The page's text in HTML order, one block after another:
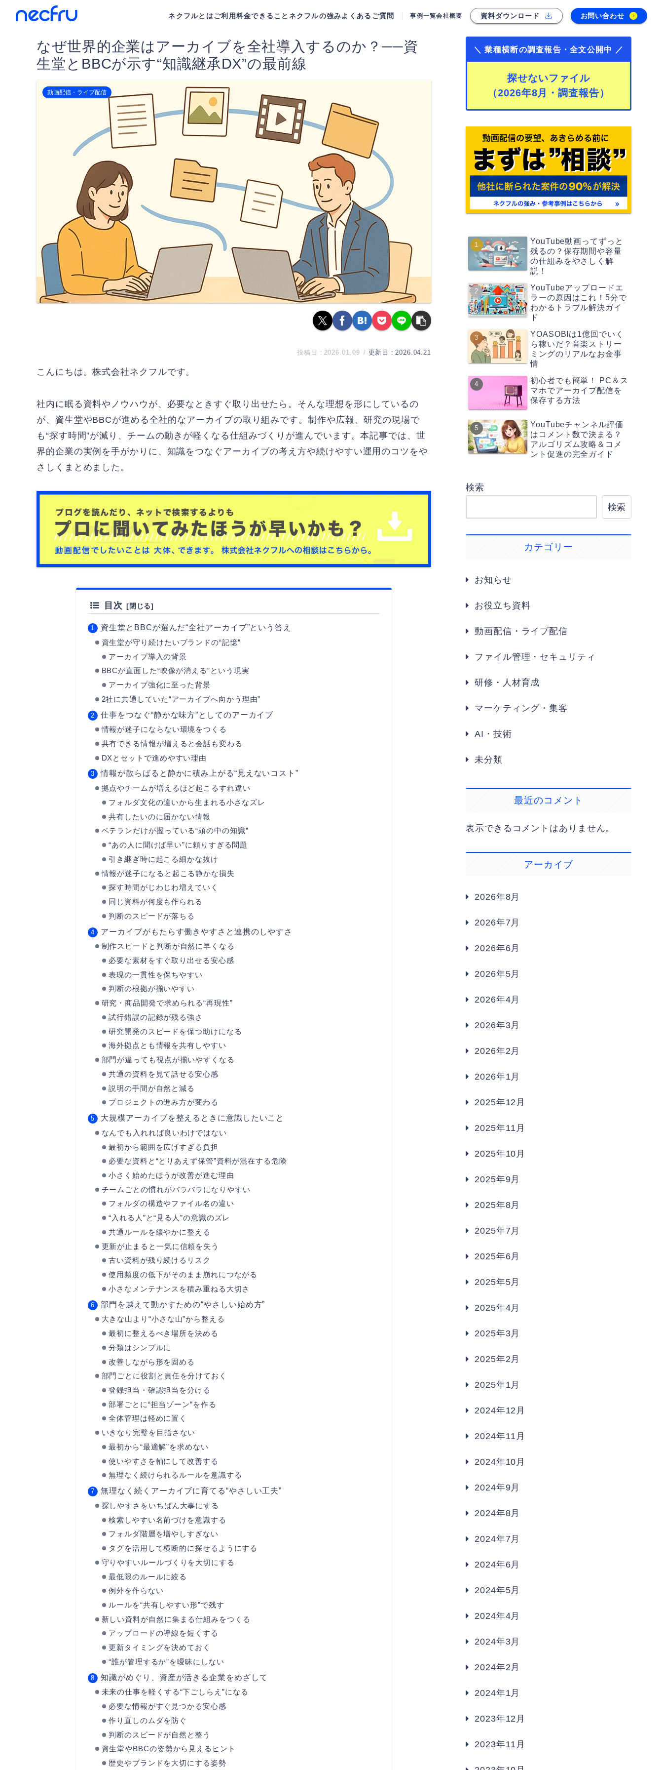
ネクフルとはご利用料金できること ネクフルの強みよくあるご質問 事例一覧会社概要 資料ダウンロード お問い合わせ
なぜ世界的企業はアーカイブを全社導入するのか？──資
生堂とBBCが示す“知識継承DX”の最前線
動画配信・ライブ配信
2026.01.09 2026.04.21
こんにちは。株式会社ネクフルです。
社内に眠る資料やノウハウが、必要なときすぐ取り出せたら。そんな理想を形にしているの
が、資生堂やBBCが進める全社的なアーカイブの取り組みです。制作や広報、研究の現場で
も“探す時間”が減り、チームの動きが軽くなる仕組みづくりが進んでいます。本記事では、世
界的企業の実例を手がかりに、知識をつなぐアーカイブの考え方や続けやすい運用のコツをや
さしくまとめました。
目次
資生堂とBBCが選んだ“全社アーカイブ”という答え
資生堂が守り続けたいブランドの“記憶”
アーカイブ導入の背景
BBCが直面した“映像が消える”という現実
アーカイブ強化に至った背景
2社に共通していた“アーカイブへ向かう理由”
仕事をつなぐ“静かな味方”としてのアーカイブ
情報が迷子にならない環境をつくる
共有できる情報が増えると会話も変わる
DXとセットで進めやすい理由
情報が散らばると静かに積み上がる“見えないコスト”
拠点やチームが増えるほど起こるすれ違い
フォルダ文化の違いから生まれる小さなズレ
共有したいのに届かない情報
ベテランだけが握っている“頭の中の知識”
“あの人に聞けば早い”に頼りすぎる問題
引き継ぎ時に起こる細かな抜け
情報が迷子になると起こる静かな損失
探す時間がじわじわ増えていく
同じ資料が何度も作られる
判断のスピードが落ちる
アーカイブがもたらす働きやすさと連携のしやすさ
制作スピードと判断が自然に早くなる
必要な素材をすぐ取り出せる安心感
表現の一貫性を保ちやすい
判断の根拠が揃いやすい
研究・商品開発で求められる“再現性”
試行錯誤の記録が残る強さ
研究開発のスピードを保つ助けになる
海外拠点とも情報を共有しやすい
部門が違っても視点が揃いやすくなる
共通の資料を見て話せる安心感
説明の手間が自然と減る
プロジェクトの進み方が変わる
大規模アーカイブを整えるときに意識したいこと
なんでも入れれば良いわけではない
最初から範囲を広げすぎる負担
必要な資料と“とりあえず保管”資料が混在する危険
小さく始めたほうが改善が進む理由
チームごとの慣れがバラバラになりやすい
フォルダの構造やファイル名の違い
“入れる人”と“見る人”の意識のズレ
共通ルールを緩やかに整える
更新が止まると一気に信頼を失う
古い資料が残り続けるリスク
使用頻度の低下がそのまま崩れにつながる
小さなメンテナンスを積み重ねる大切さ
部門を越えて動かすための“やさしい始め方”
大きな山より“小さな山”から整える
最初に整えるべき場所を決める
分類はシンプルに
改善しながら形を固める
部門ごとに役割と責任を分けておく
登録担当・確認担当を分ける
部署ごとに“担当ゾーン”を作る
全体管理は軽めに置く
いきなり完璧を目指さない
最初から“最適解”を求めない
使いやすさを軸にして改善する
無理なく続けられるルールを意識する
無理なく続くアーカイブに育てる“やさしい工夫”
探しやすさをいちばん大事にする
検索しやすい名前づけを意識する
フォルダ階層を増やしすぎない
タグを活用して横断的に探せるようにする
守りやすいルールづくりを大切にする
最低限のルールに絞る
例外を作らない
ルールを“共有しやすい形”で残す
新しい資料が自然に集まる仕組みをつくる
アップロードの導線を短くする
更新タイミングを決めておく
“誰が管理するか”を曖昧にしない
知識がめぐり、資産が活きる企業をめざして
未来の仕事を軽くする“下ごしらえ”になる
必要な情報がすぐ見つかる安心感
作り直しのムダを防ぐ
判断のスピードが自然と整う
資生堂やBBCの姿勢から見えるヒント
歴史やブランドを大切にする姿勢
＼ 業種横断の調査報告・全文公開中 ／
探せないファイル
（2026年8月・調査報告）
YouTube動画ってずっと
残るの？保存期間や容量
の仕組みをやさしく解
説！
YouTubeアップロードエ
ラーの原因はこれ！5分で
わかるトラブル解決ガイ
ド
YOASOBIは1億回でいく
ら稼いだ？音楽ストリー
ミングのリアルなお金事
情
初心者でも簡単！ PC＆ス
マホでアーカイブ配信を
保存する方法
YouTubeチャンネル評価
はコメント数で決まる？
アルゴリズム攻略＆コメ
ント促進の完全ガイド
検索
検索
カテゴリー
お知らせ
お役立ち資料
動画配信・ライブ配信
ファイル管理・セキュリティ
研修・人材育成
マーケティング・集客
AI・技術
未分類
最近のコメント
表示できるコメントはありません。
アーカイブ
2026年8月
2026年7月
2026年6月
2026年5月
2026年4月
2026年3月
2026年2月
2026年1月
2025年12月
2025年11月
2025年10月
2025年9月
2025年8月
2025年7月
2025年6月
2025年5月
2025年4月
2025年3月
2025年2月
2025年1月
2024年12月
2024年11月
2024年10月
2024年9月
2024年8月
2024年7月
2024年6月
2024年5月
2024年4月
2024年3月
2024年2月
2024年1月
2023年12月
2023年11月